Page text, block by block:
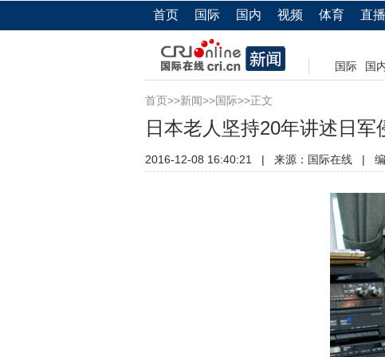
首页 国际 国内 视频 体育 直播
国际 国
首页>>新闻>>国际>>正文
日本老人坚持20年讲述日
2016-12-08 16:40:21 | 来源： 国际在线 |